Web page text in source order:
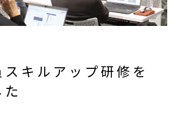
キルアップ研修を